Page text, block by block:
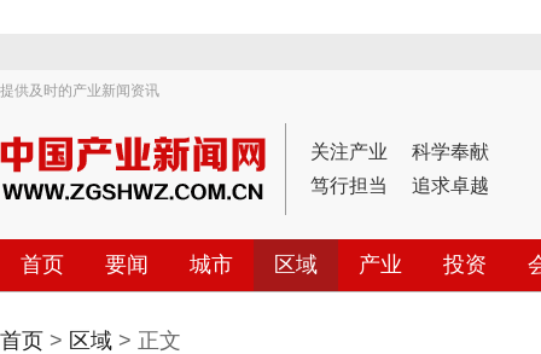
提供及时的产业新闻资讯
关注产业
科学奉献
笃行担当
追求卓越
首页 要闻 城市 区域 产业 投资
首页 > 区域 > 正文